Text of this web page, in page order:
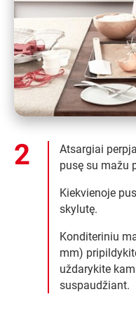
Atsargiai
pusę su mažu
Kiekvienoje
skylutę.
Konditeriniu
mm)
uždarykite
suspaudžiant.